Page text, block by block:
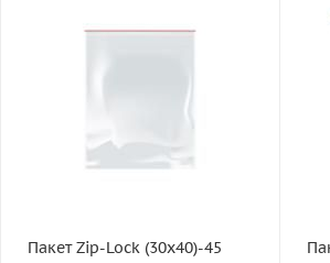
Пакет Zip-Lock (30х40)-45